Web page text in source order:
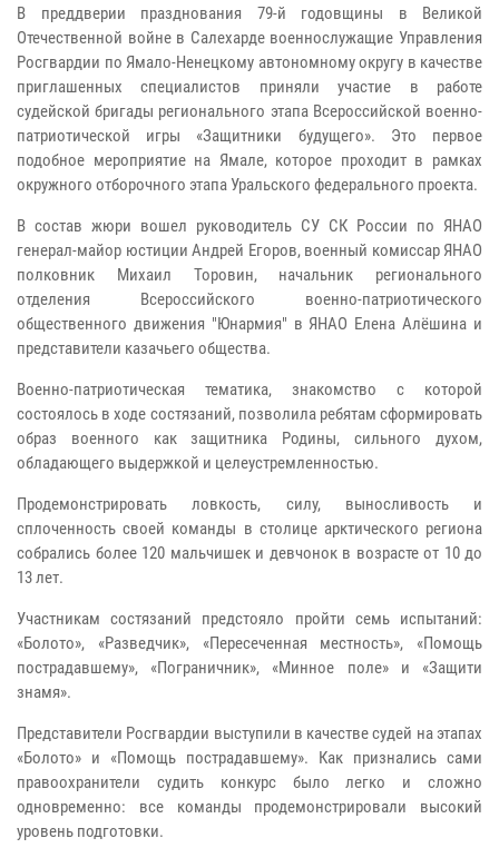
В преддверии празднования 79-й годовщины в Великой
Отечественной войне в Салехарде военнослужащие Управления
Росгвардии по Ямало-Ненецкому автономному округу в качестве
приглашенных специалистов приняли участие в работе
судейской бригады регионального этапа Всероссийской военно-
патриотической игры «Защитники будущего». Это первое
подобное мероприятие на Ямале, которое проходит в рамках
окружного отборочного этапа Уральского федерального проекта.
В состав жюри вошел руководитель СУ СК России по ЯНАО
генерал-майор юстиции Андрей Егоров, военный комиссар ЯНАО
полковник Михаил Торовин, начальник регионального
отделения Всероссийского военно-патриотического
общественного движения "Юнармия" в ЯНАО Елена Алёшина и
представители казачьего общества.
Военно-патриотическая тематика, знакомство с которой
состоялось в ходе состязаний, позволила ребятам сформировать
образ военного как защитника Родины, сильного духом,
обладающего выдержкой и целеустремленностью.
Продемонстрировать ловкость, силу, выносливость и
сплоченность своей команды в столице арктического региона
собрались более 120 мальчишек и девчонок в возрасте от 10 до
13 лет.
Участникам состязаний предстояло пройти семь испытаний:
«Болото», «Разведчик», «Пересеченная местность», «Помощь
пострадавшему», «Пограничник», «Минное поле» и «Защити
знамя».
Представители Росгвардии выступили в качестве судей на этапах
«Болото» и «Помощь пострадавшему». Как признались сами
правоохранители судить конкурс было легко и сложно
одновременно: все команды продемонстрировали высокий
уровень подготовки.